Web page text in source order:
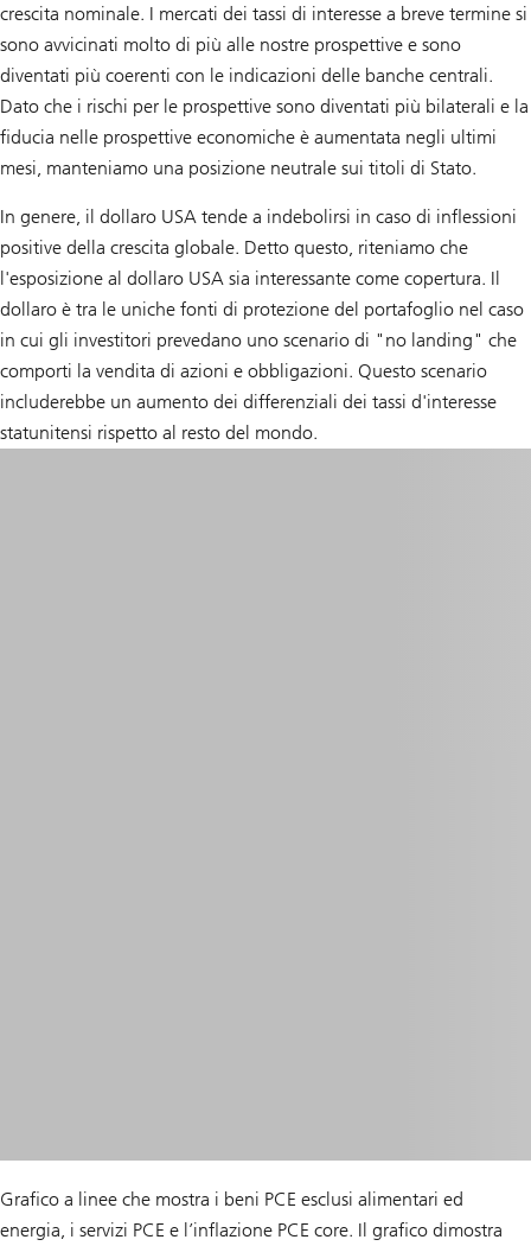
crescita nominale. I mercati dei tassi di interesse a breve termine si
sono avvicinati molto di più alle nostre prospettive e sono
diventati più coerenti con le indicazioni delle banche centrali.
Dato che i rischi per le prospettive sono diventati più bilaterali e la
fiducia nelle prospettive economiche è aumentata negli ultimi
mesi, manteniamo una posizione neutrale sui titoli di Stato.
In genere, il dollaro USA tende a indebolirsi in caso di inflessioni
positive della crescita globale. Detto questo, riteniamo che
l'esposizione al dollaro USA sia interessante come copertura. Il
dollaro è tra le uniche fonti di protezione del portafoglio nel caso
in cui gli investitori prevedano uno scenario di "no landing" che
comporti la vendita di azioni e obbligazioni. Questo scenario
includerebbe un aumento dei differenziali dei tassi d'interesse
statunitensi rispetto al resto del mondo.
Grafico a linee che mostra i beni PCE esclusi alimentari ed
energia, i servizi PCE e l’inflazione PCE core. Il grafico dimostra